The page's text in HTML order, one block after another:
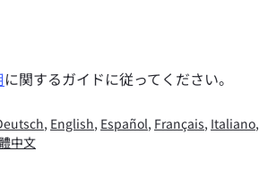
に関するガイドに従ってください。
, English, Español, Français, Italiano,
中文